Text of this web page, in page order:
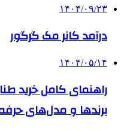
۱۴۰۴/۰۹/۲۳
درآمد کانر مک گرگور
۱۴۰۴/۰۵/۱۴
راهنمای کامل خرید
برندها و مدل‌های